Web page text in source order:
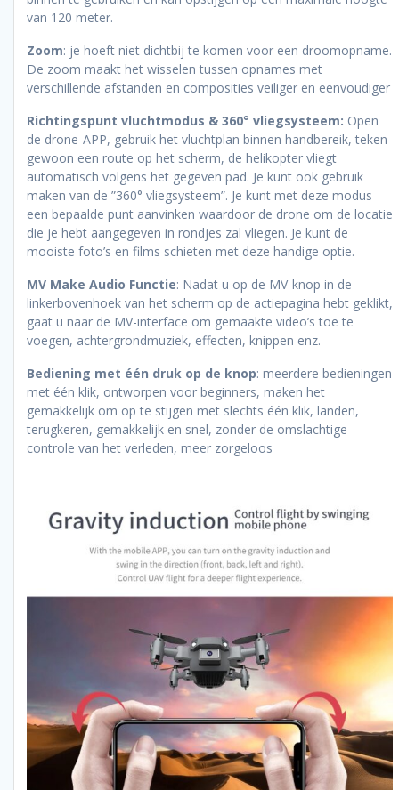
van 120 meter.
Zoom: je hoeft niet dichtbij te komen voor een droomopname.
De zoom maakt het wisselen tussen opnames met
verschillende afstanden en composities veiliger en eenvoudiger
Richtingspunt vluchtmodus & 360° vliegsysteem: Open
de drone-APP, gebruik het vluchtplan binnen handbereik, teken
gewoon een route op het scherm, de helikopter vliegt
automatisch volgens het gegeven pad. Je kunt ook gebruik
maken van de ”360° vliegsysteem”. Je kunt met deze modus
een bepaalde punt aanvinken waardoor de drone om de locatie
die je hebt aangegeven in rondjes zal vliegen. Je kunt de
mooiste foto’s en films schieten met deze handige optie.
MV Make Audio Functie: Nadat u op de MV-knop in de
linkerbovenhoek van het scherm op de actiepagina hebt geklikt,
gaat u naar de MV-interface om gemaakte video’s toe te
voegen, achtergrondmuziek, effecten, knippen enz.
Bediening met één druk op de knop: meerdere bedieningen
met één klik, ontworpen voor beginners, maken het
gemakkelijk om op te stijgen met slechts één klik, landen,
terugkeren, gemakkelijk en snel, zonder de omslachtige
controle van het verleden, meer zorgeloos